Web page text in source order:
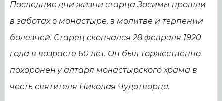
Последние дни жизни старца Зосимы прошли
в заботах о монастыре, в молитве и терпении
болезней. Старец скончался 28 февраля 1920
года в возрасте 60 лет. Он был торжественно
похоронен у алтаря монастырского храма в
честь святителя Николая Чудотворца.